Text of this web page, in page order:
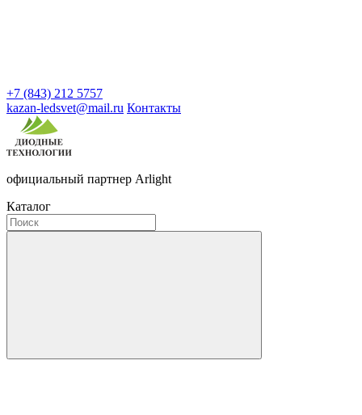
+7 (843) 212 5757
kazan-ledsvet@mail.ru Контакты
официальный партнер Arlight
Каталог